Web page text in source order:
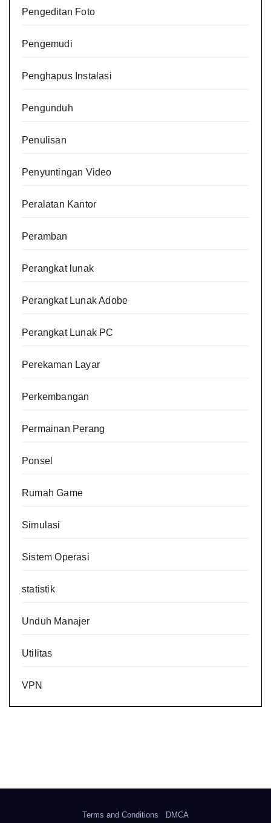
Pengeditan Foto
Pengemudi
Penghapus Instalasi
Pengunduh
Penulisan
Penyuntingan Video
Peralatan Kantor
Peramban
Perangkat lunak
Perangkat Lunak Adobe
Perangkat Lunak PC
Perekaman Layar
Perkembangan
Permainan Perang
Ponsel
Rumah Game
Simulasi
Sistem Operasi
statistik
Unduh Manajer
Utilitas
VPN
Terms and Conditions DMCA